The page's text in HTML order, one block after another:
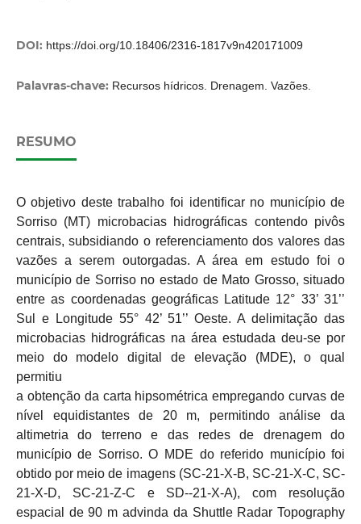
DOI: https://doi.org/10.18406/2316-1817v9n420171009
Palavras-chave: Recursos hídricos. Drenagem. Vazões.
RESUMO
O objetivo deste trabalho foi identificar no município de
Sorriso (MT) microbacias hidrográficas contendo pivôs
centrais, subsidiando o referenciamento dos valores das
vazões a serem outorgadas. A área em estudo foi o
município de Sorriso no estado de Mato Grosso, situado
entre as coordenadas geográficas Latitude 12° 33’ 31’’
Sul e Longitude 55° 42’ 51’’ Oeste. A delimitação das
microbacias hidrográficas na área estudada deu-se por
meio do modelo digital de elevação (MDE), o qual
permitiu
a obtenção da carta hipsométrica empregando curvas de
nível equidistantes de 20 m, permitindo análise da
altimetria do terreno e das redes de drenagem do
município de Sorriso. O MDE do referido município foi
obtido por meio de imagens (SC-21-X-B, SC-21-X-C, SC-
21-X-D, SC-21-Z-C e SD--21-X-A), com resolução
espacial de 90 m advinda da Shuttle Radar Topography